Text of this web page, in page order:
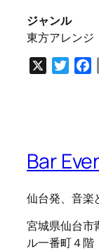
ジャンル
東方アレンジ
Bar
仙台発、音楽
宮城県仙台市
ル一番町４階